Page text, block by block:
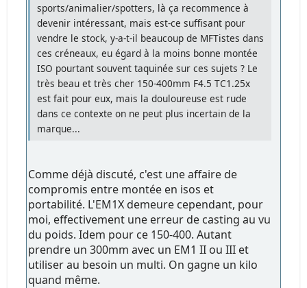
sports/animalier/spotters, là ça recommence à
devenir intéressant, mais est-ce suffisant pour
vendre le stock, y-a-t-il beaucoup de MFTistes dans
ces créneaux, eu égard à la moins bonne montée
ISO pourtant souvent taquinée sur ces sujets ? Le
très beau et très cher 150-400mm F4.5 TC1.25x
est fait pour eux, mais la douloureuse est rude
dans ce contexte on ne peut plus incertain de la
marque...
Comme déjà discuté, c'est une affaire de
compromis entre montée en isos et
portabilité. L'EM1X demeure cependant, pour
moi, effectivement une erreur de casting au vu
du poids. Idem pour ce 150-400. Autant
prendre un 300mm avec un EM1 II ou III et
utiliser au besoin un multi. On gagne un kilo
quand même.